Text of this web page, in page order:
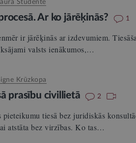
Studente
Ar ko jārēķinās? 1
ir jārēķinās ar izdevumiem.
valsts ienākumos,…
Krūzkopa
prasību civillietā 2
tiesā bez juridiskās
atstāta bez virzības. Ko tas…